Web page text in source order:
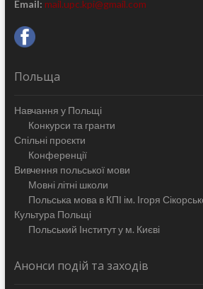
Email: mail.upc.kpi@gmail.com
Польща
Навчання у Польщі
Конкурси та гранти
Спільні проєкти
Конференції
Вивчення польської мови
Мовні літні школи
Польська мова в КПІ ім. Ігоря
Культура Польщі
Польський Інститут у м. Києві
Анонси подій та заходів